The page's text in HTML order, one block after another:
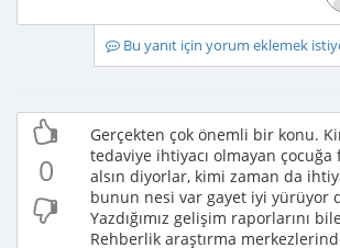
Bu yanıt için yorum eklemek
0
Gerçekten çok önemli bir konu.
tedaviye ihtiyacı olmayan çocuğa
alsın diyorlar, kimi zaman da
bunun nesi var gayet iyi yürüyor
Yazdığımız gelişim raporlarını
Rehberlik araştırma